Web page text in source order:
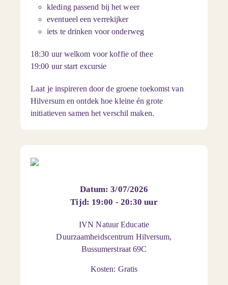
kleding passend bij het weer
eventueel een verrekijker
iets te drinken voor onderweg
18:30 uur welkom voor koffie of thee
19:00 uur start excursie
Laat je inspireren door de groene toekomst van
Hilversum en ontdek hoe kleine én grote
initiatieven samen het verschil maken.
Datum: 3/07/2026
Tijd: 19:00 - 20:30 uur
IVN Natuur Educatie
Duurzaamheidscentrum Hilversum,
Bussumerstraat 69C
Kosten: Gratis